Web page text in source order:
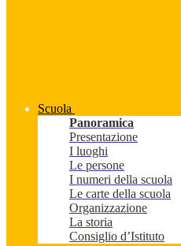
Scuola
Panoramica
Presentazione
I luoghi
Le persone
I numeri della scuola
Le carte della scuola
Organizzazione
La storia
Consiglio d’Istituto